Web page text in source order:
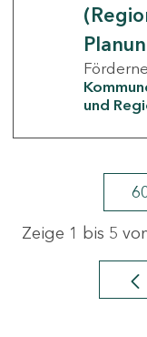
und
Zeige 1 bis 5